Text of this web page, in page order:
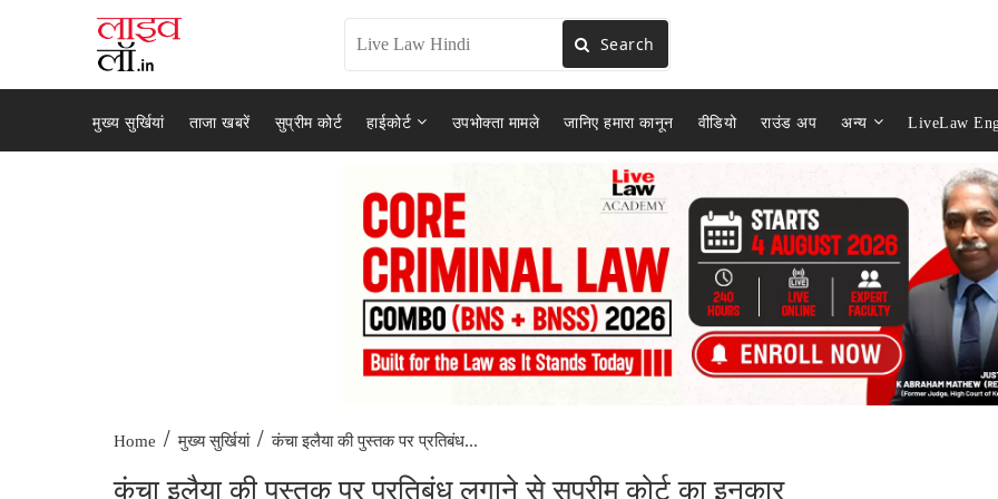
Search
मुख्य सुर्खियां ताजा खबरें सुप्रीम कोर्ट हाईकोर्ट उपभोक्ता मामले जानिए हमारा कानून वीडियो राउंड अप अन्य LiveLaw
Home / मुख्य सुर्खियां / कंचा इलैया की पुस्तक पर प्रतिबंध...
कंचा इलैया की पुस्तक पर प्रतिबंध लगाने से सुप्रीम कोर्ट का इनकार